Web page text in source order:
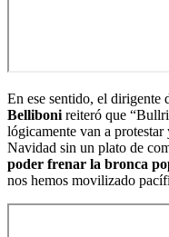
En ese sentido, el dirigente
Belliboni reiteró que
lógicamente van a
Navidad sin un plato de
poder frenar la bronca
nos hemos movilizado